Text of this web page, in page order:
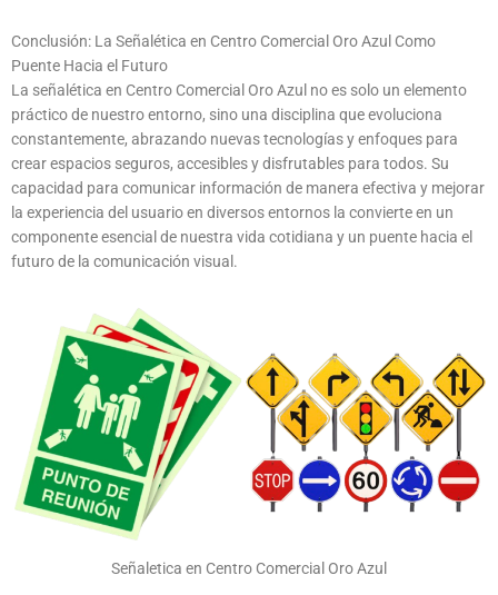
Conclusión: La Señalética en Centro Comercial Oro Azul Como
Puente Hacia el Futuro
La señalética en Centro Comercial Oro Azul no es solo un elemento
práctico de nuestro entorno, sino una disciplina que evoluciona
constantemente, abrazando nuevas tecnologías y enfoques para
crear espacios seguros, accesibles y disfrutables para todos. Su
capacidad para comunicar información de manera efectiva y mejorar
la experiencia del usuario en diversos entornos la convierte en un
componente esencial de nuestra vida cotidiana y un puente hacia el
futuro de la comunicación visual.
Señaletica en Centro Comercial Oro Azul